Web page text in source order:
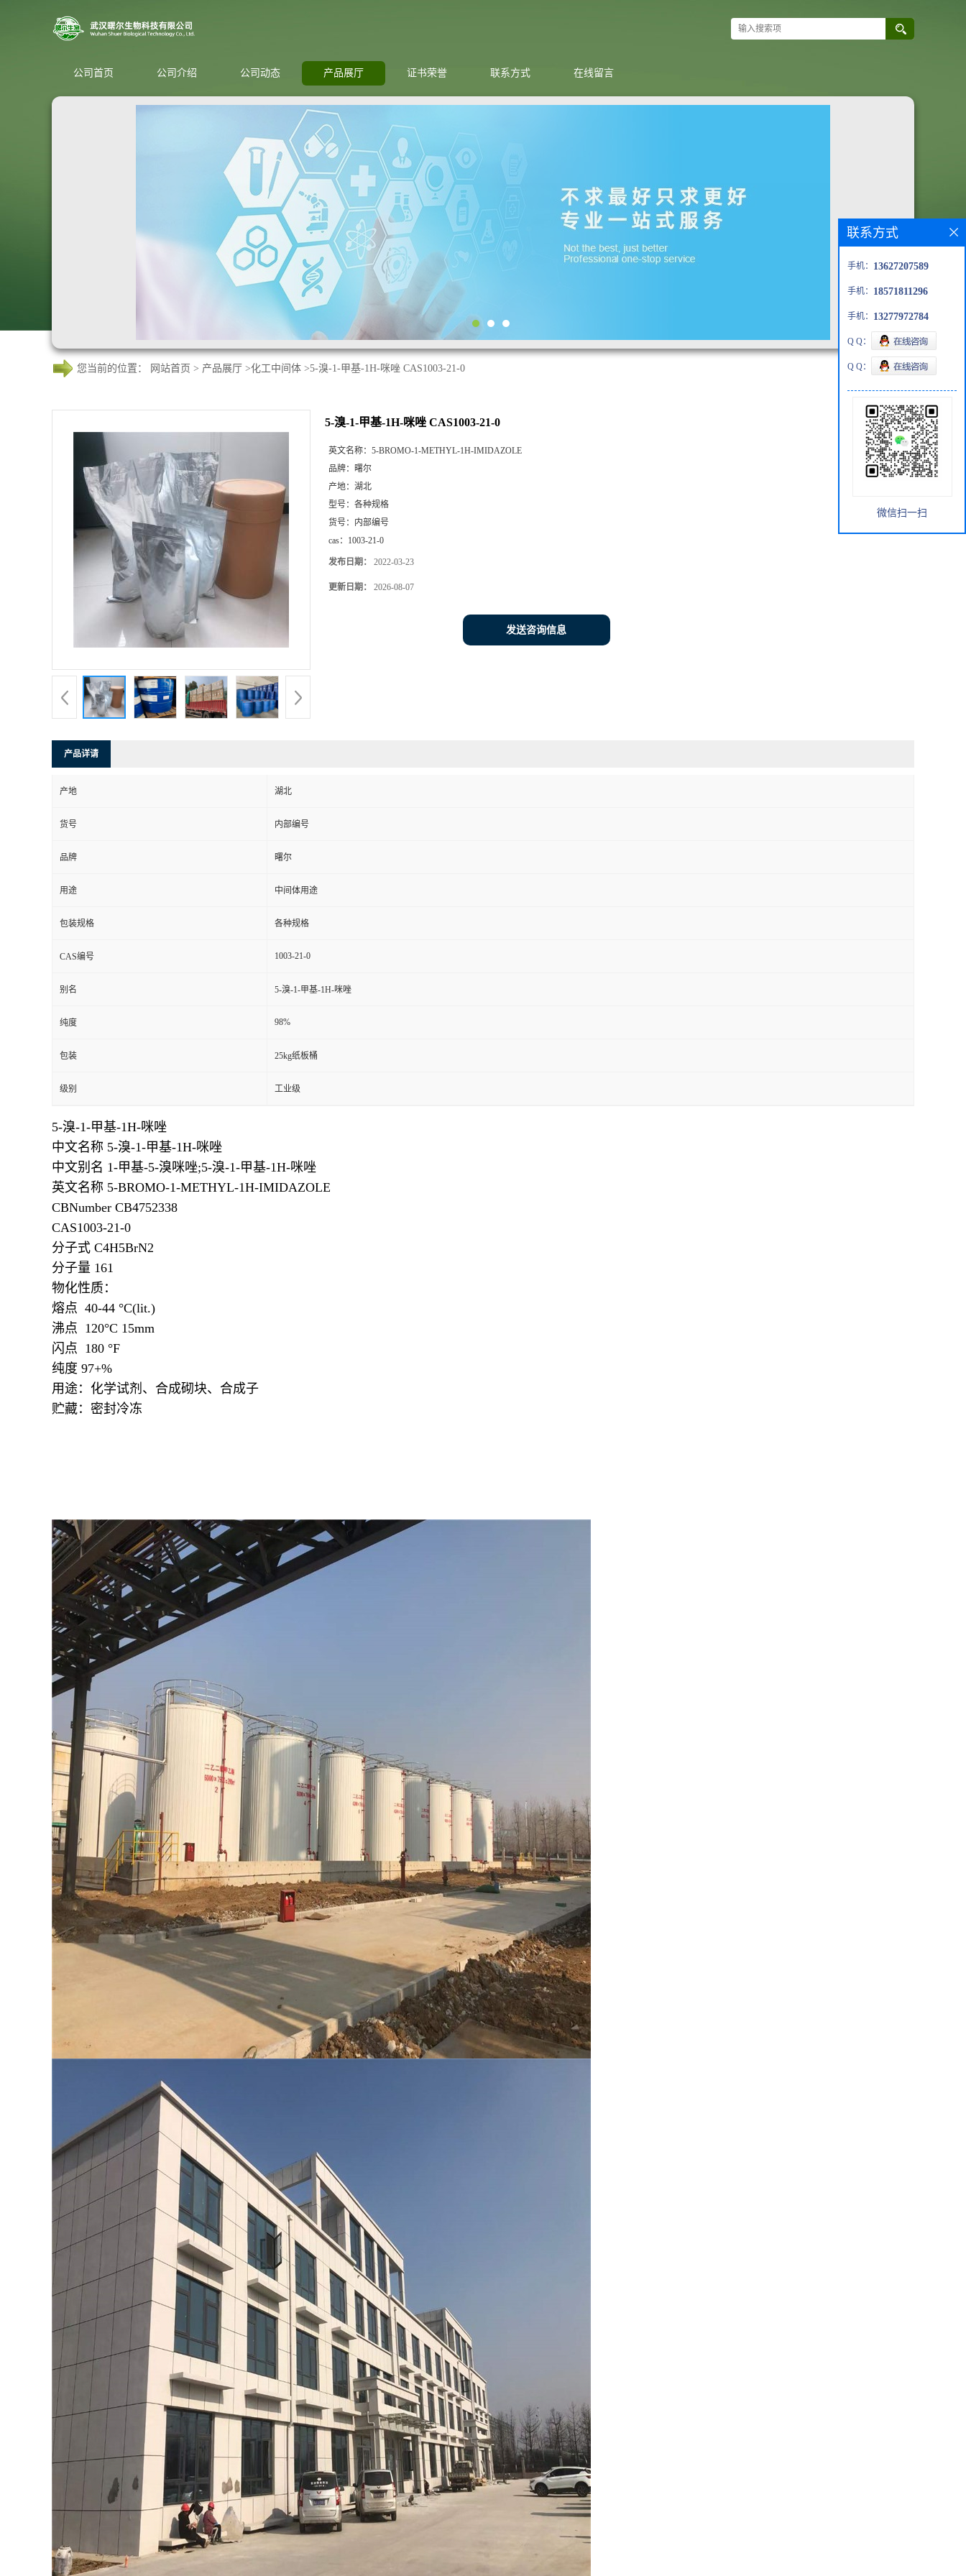
公司首页 公司介绍 公司动态 产品展厅 证书荣誉 联系方式 在线留言
您当前的位置： 网站首页 > 产品展厅 >化工中间体 >5-溴-1-甲基-1H-咪唑 CAS1003-21-0
5-溴-1-甲基-1H-咪唑 CAS1003-21-0
英文名称： 5-BROMO-1-METHYL-1H-IMIDAZOLE
品牌： 曙尔
产地： 湖北
型号： 各种规格
货号：
内部编号
cas： 1003-21-0
发布日期： 2022-03-23
更新日期： 2026-08-07
发送咨询信息
产品详请
产地 湖北
货号 内部编号
品牌 曙尔
用途 中间体用途
包装规格 各种规格
CAS编号 1003-21-0
别名 5-溴-1-甲基-1H-咪唑
纯度 98%
包装 25kg纸板桶
级别 工业级
5-溴-1-甲基-1H-咪唑
中文名称 5-溴-1-甲基-1H-咪唑
中文别名 1-甲基-5-溴咪唑;5-溴-1-甲基-1H-咪唑
英文名称 5-BROMO-1-METHYL-1H-IMIDAZOLE
CBNumber CB4752338
CAS1003-21-0
分子式 C4H5BrN2
分子量 161
物化性质：
熔点 40-44 °C(lit.)
沸点 120°C 15mm
闪点 180 °F
纯度 97+%
用途：化学试剂、合成砌块、合成子
贮藏：密封冷冻
联系方式
手机： 13627207589
手机： 18571811296
手机： 13277972784
Q Q：
Q Q：
微信扫一扫